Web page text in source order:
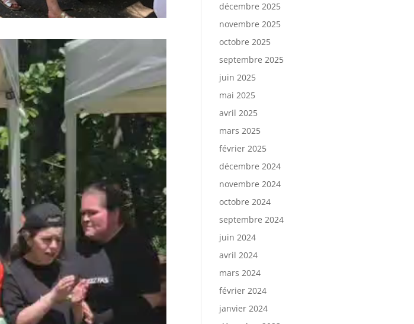
décembre 2025
novembre 2025
octobre 2025
septembre 2025
juin 2025
mai 2025
avril 2025
mars 2025
février 2025
décembre 2024
novembre 2024
octobre 2024
septembre 2024
juin 2024
avril 2024
mars 2024
février 2024
janvier 2024